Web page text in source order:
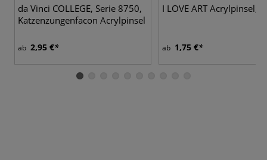
da Vinci COLLEGE, Serie 8750,
Katzenzungenfacon Acrylpinsel
ab 2,95 €
I LOVE ART Acrylpinsel,
ab 1,75 €